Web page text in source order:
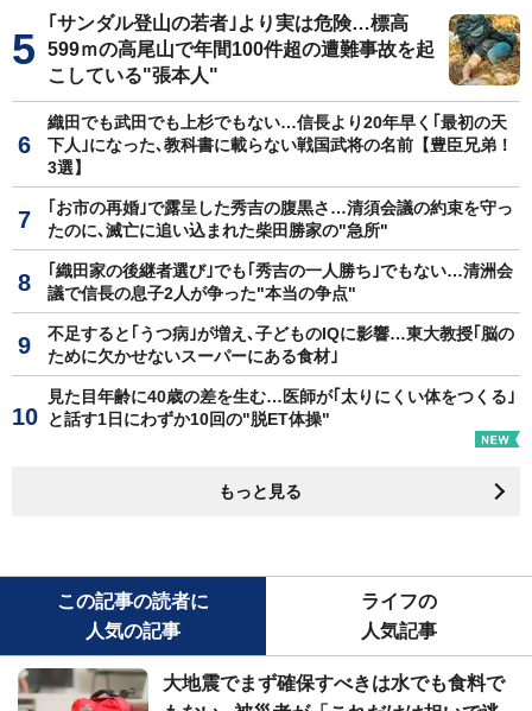
｢サンダル登山の若者｣より実は危険…標高
599ｍの高尾山で年間100件超の遭難事故を起
こしている"張本人"
織田でも武田でも上杉でもない…信長より20年早く｢最初の天
下人｣になった､教科書に載らない戦国武将の名前【豊臣兄弟！
3選】
｢お市の再婚｣で露呈した秀吉の腹黒さ…清須会議の約束を守っ
たのに､滅亡に追い込まれた柴田勝家の"急所"
｢織田家の後継者選び｣でも｢秀吉の一人勝ち｣でもない…清洲会
議で信長の息子2人が争った"本当の争点"
不足すると｢うつ病｣が増え､子どものIQに影響…東大教授｢脳の
ために欠かせないスーパーにある食材｣
見た目年齢に40歳の差を生む…医師が｢太りにくい体をつくる｣
と話す1日にわずか10回の"脱ET体操"
もっと見る
この記事の読者に
人気の記事
ライフの
人気記事
大地震でまず確保すべきは水でも食料で